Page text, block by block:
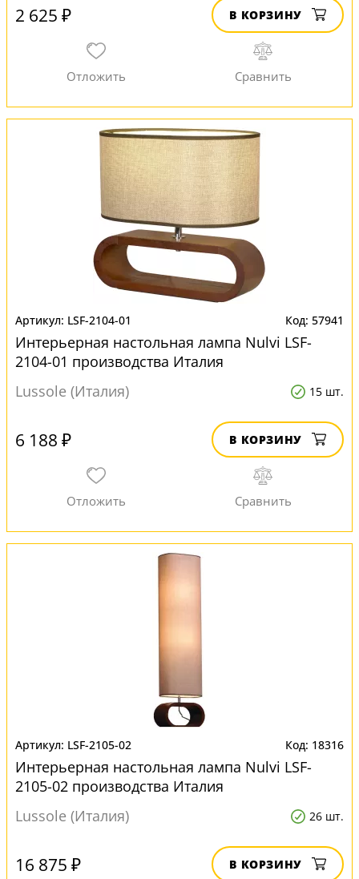
2 625 ₽ В КОРЗИНУ
LSF-2104-01 57941
Интерьерная настольная лампа Nulvi LSF-
2104-01 производства Италия
Lussole (Италия)
15 шт.
6 188 ₽ В КОРЗИНУ
LSF-2105-02 18316
Интерьерная настольная лампа Nulvi LSF-
2105-02 производства Италия
Lussole (Италия)
26 шт.
16 875 ₽ В КОРЗИНУ